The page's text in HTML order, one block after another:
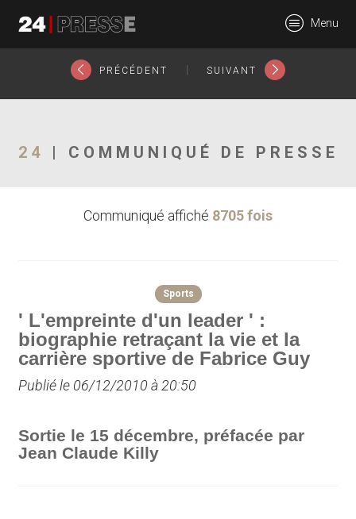
24Presse -
Communiqués de
Menu
PRÉCÉDENT SUIVANT
24 | COMMUNIQUÉ DE PRESSE
Communiqué affiché 8705 fois
Sports
' L'empreinte d'un leader ' :
biographie retraçant la vie et la
carrière sportive de Fabrice Guy
Publié le 06/12/2010 à 20:50
Sortie le 15 décembre, préfacée par
Jean Claude Killy